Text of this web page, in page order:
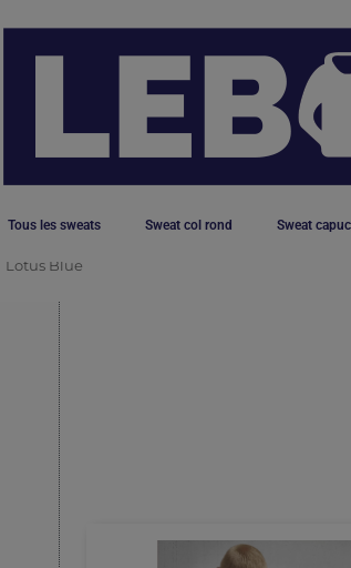
Tous les sweats Sweat col rond Sweat
Lotus Blue